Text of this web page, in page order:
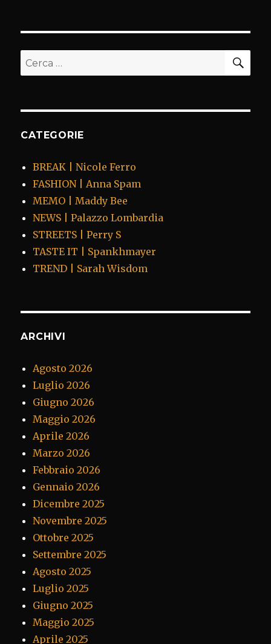
Cerca:
CATEGORIE
BREAK | Nicole Ferro
FASHION | Anna Spam
MEMO | Maddy Bee
NEWS | Palazzo Lombardia
STREETS | Perry S
TASTE IT | Spankhmayer
TREND | Sarah Wisdom
ARCHIVI
Agosto 2026
Luglio 2026
Giugno 2026
Maggio 2026
Aprile 2026
Marzo 2026
Febbraio 2026
Gennaio 2026
Dicembre 2025
Novembre 2025
Ottobre 2025
Settembre 2025
Agosto 2025
Luglio 2025
Giugno 2025
Maggio 2025
Aprile 2025